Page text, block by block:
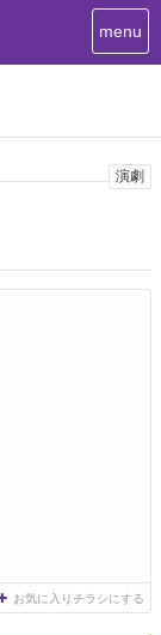
T
o
g
a
menu
演劇
お気に入りチラシにする